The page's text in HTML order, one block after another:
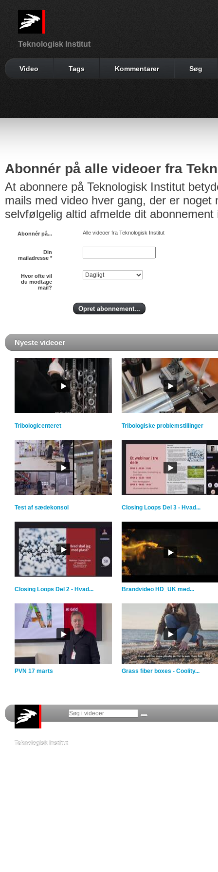
Teknologisk Institut
Video Tags Kommentarer Søg
Abonnér på alle videoer fra
At abonnere på Teknologisk Institut
mails med video hver gang, der er noget
selvfølgelig altid afmelde dit abonnement
Abonnér på... Alle videoer fra Teknologisk Institut
Din
mailadresse *
Hvor ofte vil
du modtage
mail?
Nyeste videoer
Tribologicenteret Tribologiske problemstillinger
Test af sædekonsol Closing Loops Del 3 - Hvad...
Closing Loops Del 2 - Hvad... Brandvideo HD_UK med...
PVN 17 marts Grass fiber boxes - Coolity...
Teknologisk Institut